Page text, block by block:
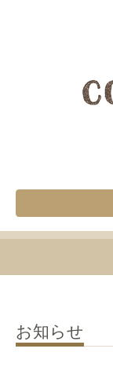
お知らせ